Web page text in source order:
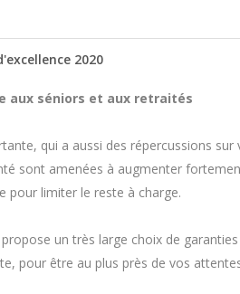
2020
aux séniors et aux retraités
qui a aussi des répercussions
sont amenées à augmenter
pour limiter le reste à charge.
un très large choix de
pour être au plus près de vos